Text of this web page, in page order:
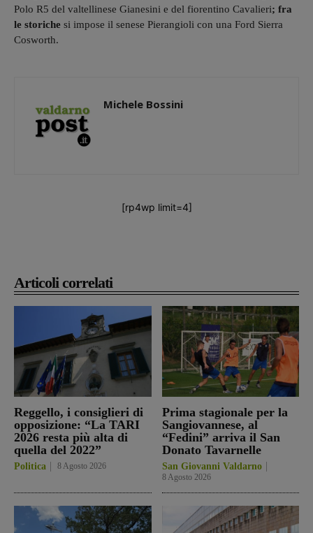
Articoli correlati
Reggello, i consiglieri di
opposizione: “La TARI
2026 resta più alta di
quella del 2022”
Politica 8 Agosto 2026
Prima stagionale per la
Sangiovannese, al
“Fedini” arriva il San
Donato Tavarnelle
San Giovanni Valdarno
8 Agosto 2026
Polo R5 del valtellinese Gianesini e del fiorentino Cavalieri; fra
le storiche si impose il senese Pierangioli con una Ford Sierra
Cosworth.
Michele Bossini
[rp4wp limit=4]